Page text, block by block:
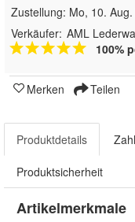
Zustellung: Mo, 10.
Verkäufer: AML
100%
Merken Teilen
Produktdetails
Produktsicherheit
Artikelmerkmale